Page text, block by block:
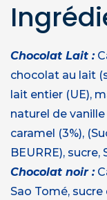
Chocolat Lait :
chocolat au lait
lait entier (UE),
naturel de
caramel (3%),
BEURRE), sucre,
Chocolat noir :
Sao Tomé,